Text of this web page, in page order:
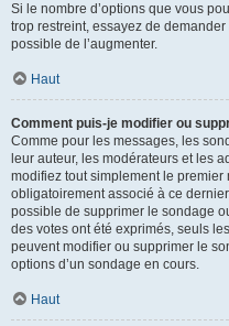
Si le nombre d’options que vous
trop restreint, essayez de
possible de l’augmenter.
Haut
Comment puis-je modifier ou
Comme pour les messages, les
leur auteur, les modérateurs et les
modifiez tout simplement le
obligatoirement associé à ce
possible de supprimer le sondage
des votes ont été exprimés, seuls
peuvent modifier ou supprimer le
options d’un sondage en cours.
Haut